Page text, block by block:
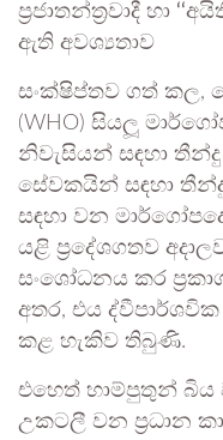
ප‍්‍රජාතන්ත‍්‍රවාදී හා ‘‘
ඇති අවශ්‍යතාව
සංක්ෂිප්තව ගත් කල,
(WHO) සියලූ
නිවැසියන් සඳහා
සේවකයින් සඳහා
සඳහා වන
යළි ප‍්‍රදේශගතව
සංශෝධනය කර
අතර, එය
කළ හැකිව තිබුණි.
එහෙත් හාම්පුතුන්
උකටලී වන ප‍්‍රධාන